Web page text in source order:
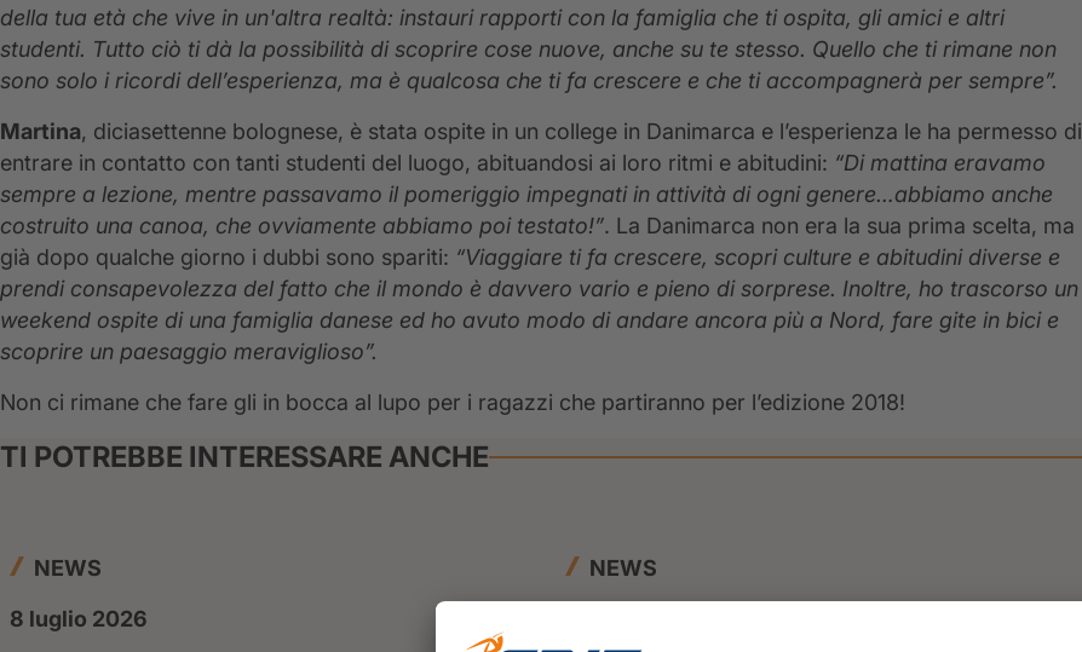
della tua età che vive in un'altra realtà: instauri rapporti con la famiglia che ti ospita, gli amici e altri
studenti. Tutto ciò ti dà la possibilità di scoprire cose nuove, anche su te stesso. Quello che ti rimane non
sono solo i ricordi dell’esperienza, ma è qualcosa che ti fa crescere e che ti accompagnerà per sempre”.
Martina, diciasettenne bolognese, è stata ospite in un college in Danimarca e l’esperienza le ha permesso di
entrare in contatto con tanti studenti del luogo, abituandosi ai loro ritmi e abitudini: “Di mattina eravamo
sempre a lezione, mentre passavamo il pomeriggio impegnati in attività di ogni genere…abbiamo anche
costruito una canoa, che ovviamente abbiamo poi testato!”. La Danimarca non era la sua prima scelta, ma
già dopo qualche giorno i dubbi sono spariti: “Viaggiare ti fa crescere, scopri culture e abitudini diverse e
prendi consapevolezza del fatto che il mondo è davvero vario e pieno di sorprese. Inoltre, ho trascorso un
weekend ospite di una famiglia danese ed ho avuto modo di andare ancora più a Nord, fare gite in bici e
scoprire un paesaggio meraviglioso”.
Non ci rimane che fare gli in bocca al lupo per i ragazzi che partiranno per l’edizione 2018!
TI POTREBBE INTERESSARE ANCHE
NEWS
8 luglio 2026
NEWS